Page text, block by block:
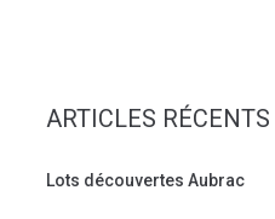
ARTICLES RÉCENTS
Lots découvertes Aubrac